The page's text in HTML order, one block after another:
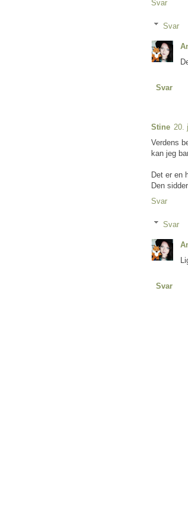
Svar
Svar
Svar
Stine 20.
Verdens
kan jeg
Det er en
Den
Svar
Svar
Svar